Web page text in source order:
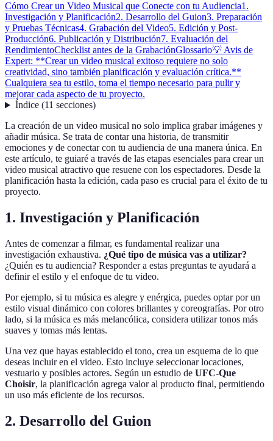
Cómo Crear un Video Musical que Conecte con tu Audiencia1.
Investigación y Planificación2. Desarrollo del Guion3. Preparación
y Pruebas Técnicas4. Grabación del Video5. Edición y Post-
Producción6. Publicación y Distribución7. Evaluación del
RendimientoChecklist antes de la GrabaciónGlossario💡 Avis de
Expert: **Crear un video musical exitoso requiere no solo
creatividad, sino también planificación y evaluación crítica.**
Cualquiera sea tu estilo, toma el tiempo necesario para pulir y
mejorar cada aspecto de tu proyecto.
Índice(11 secciones)
La creación de un video musical no solo implica grabar imágenes y
añadir música. Se trata de contar una historia, de transmitir
emociones y de conectar con tu audiencia de una manera única. En
este artículo, te guiaré a través de las etapas esenciales para crear un
video musical atractivo que resuene con los espectadores. Desde la
planificación hasta la edición, cada paso es crucial para el éxito de tu
proyecto.
1. Investigación y Planificación
Antes de comenzar a filmar, es fundamental realizar una
investigación exhaustiva. ¿Qué tipo de música vas a utilizar?
¿Quién es tu audiencia? Responder a estas preguntas te ayudará a
definir el estilo y el enfoque de tu video.
Por ejemplo, si tu música es alegre y enérgica, puedes optar por un
estilo visual dinámico con colores brillantes y coreografías. Por otro
lado, si la música es más melancólica, considera utilizar tonos más
suaves y tomas más lentas.
Una vez que hayas establecido el tono, crea un esquema de lo que
deseas incluir en el video. Esto incluye seleccionar locaciones,
vestuario y posibles actores. Según un estudio de UFC-Que
Choisir, la planificación agrega valor al producto final, permitiendo
un uso más eficiente de los recursos.
2. Desarrollo del Guion